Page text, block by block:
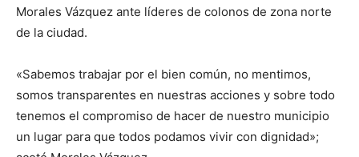
Morales Vázquez ante líderes de colonos de zona norte
de la ciudad.
«Sabemos trabajar por el bien común, no mentimos,
somos transparentes en nuestras acciones y sobre todo
tenemos el compromiso de hacer de nuestro municipio
un lugar para que todos podamos vivir con dignidad»;